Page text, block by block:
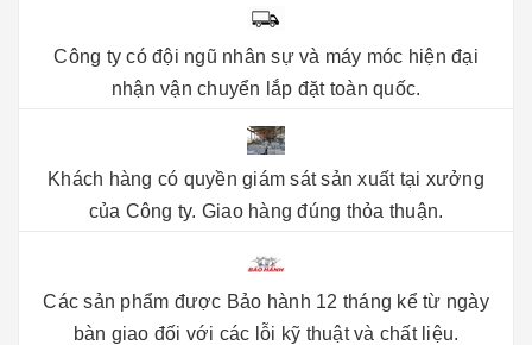
Công ty có đội ngũ nhân sự và máy móc hiện đại
nhận vận chuyển lắp đặt toàn quốc.
Khách hàng có quyền giám sát sản xuất tại xưởng
của Công ty. Giao hàng đúng thỏa thuận.
Các sản phẩm được Bảo hành 12 tháng kể từ ngày
bàn giao đối với các lỗi kỹ thuật và chất liệu.